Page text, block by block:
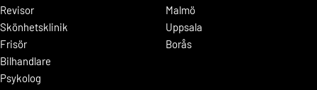
Revisor
Skönhetsklinik
Frisör
Bilhandlare
Psykolog
Malmö
Uppsala
Borås